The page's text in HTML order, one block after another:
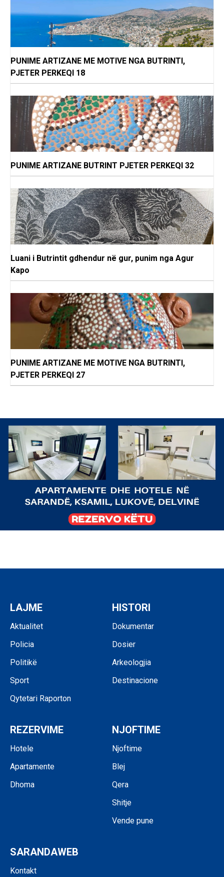
PUNIME ARTIZANE ME MOTIVE NGA BUTRINTI,
PJETER PERKEQI 18
PUNIME ARTIZANE BUTRINT PJETER PERKEQI 32
Luani i Butrintit gdhendur në gur, punim nga Agur
Kapo
PUNIME ARTIZANE ME MOTIVE NGA BUTRINTI,
PJETER PERKEQI 27
LAJME
Aktualitet
Policia
Politikë
Sport
Qytetari Raporton
HISTORI
Dokumentar
Dosier
Arkeologjia
Destinacione
REZERVIME
Hotele
Apartamente
Dhoma
NJOFTIME
Njoftime
Blej
Qera
Shitje
Vende pune
SARANDAWEB
Kontakt